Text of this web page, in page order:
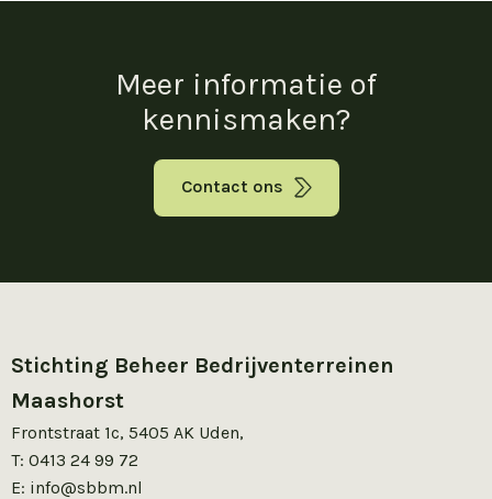
Meer informatie of
kennismaken?
Contact ons
Stichting Beheer Bedrijventerreinen
Maashorst
Frontstraat 1c, 5405 AK Uden,
T: 0413 24 99 72
E: info@sbbm.nl